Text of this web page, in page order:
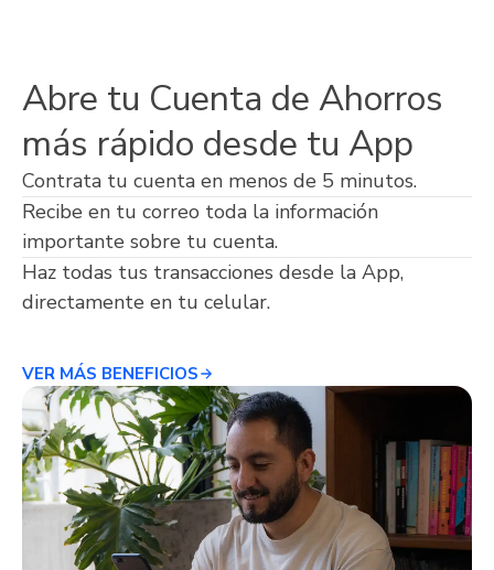
Abre tu Cuenta de Ahorros
más rápido desde tu App
Contrata tu cuenta en menos de 5 minutos.
Recibe en tu correo toda la información
importante sobre tu cuenta.
Haz todas tus transacciones desde la App,
directamente en tu celular.
VER MÁS BENEFICIOS